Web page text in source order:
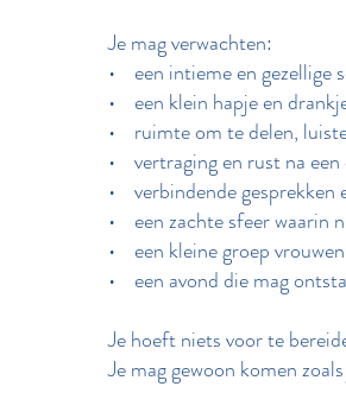
Je mag verwachten:
• een intieme en gezellige
• een klein hapje en
• ruimte om te delen,
• vertraging en rust na een
• verbindende gesprekken
• een zachte sfeer waarin
• een kleine groep vrouwen
• een avond die mag
Je hoeft niets voor te
Je mag gewoon komen